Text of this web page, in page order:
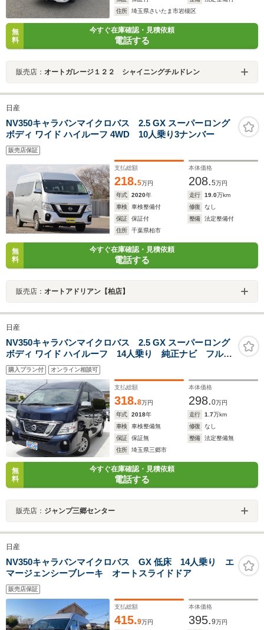
住所
埼玉県さいたま市岩槻区
無
料
今すぐ在庫確認・見積依頼
電話する
販売店： オートガレージ１２２ シャイニングチルドレン
日産
NV350キャラバンマイクロバス 2.5 GX スーパーロング
ボディ ワイド ハイルーフ 4WD 10人乗り3ナンバー
販売店保証
支払総額
218.5万円
本体価格
208.5万円
年式
2020年 走行 19.0万km
車検
車検整備付 修復
なし
保証
保証付 整備
法定整備付
住所
千葉県柏市
無
料
今すぐ在庫確認・見積依頼
電話する
販売店： オートアドリアン【柏店】
日産
NV350キャラバンマイクロバス 2.5 GX スーパーロング
ボディ ワイド ハイルーフ 14人乗り 純正ナビ フルセ
グTV 全周囲カメラ パワースライドドア ドライブレ
コーダー ETC リアヒーター リアクーラー スノー
モード オートステップ 電動格納ドアミラー キーレ
スエントリー
購入プラン付 オンライン相談可
支払総額
318.8万円
本体価格
298.0万円
年式
2018年 走行 1.7万km
車検
車検整備無 修復
なし
保証
保証無 整備
法定整備無
住所
埼玉県三郷市
無
料
今すぐ在庫確認・見積依頼
電話する
販売店： ジャンプ三郷センター
日産
NV350キャラバンマイクロバス GX 低床 14人乗り エ
マージェンシーブレーキ オートスライドドア
販売店保証
支払総額
415.9万円
本体価格
395.9万円